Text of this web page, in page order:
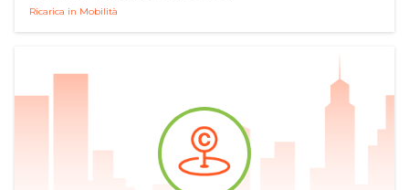
Ricarica in Mobilità